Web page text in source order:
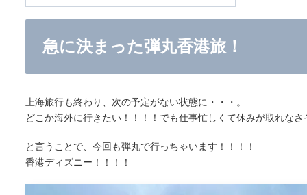
急に決まった弾丸香港旅！
上海旅行も終わり、次の予定がない状態に・・・。
どこか海外に行きたい！！！！でも仕事忙しくて休みが取れなさ
と言うことで、今回も弾丸で行っちゃいます！！！！
香港ディズニー！！！！